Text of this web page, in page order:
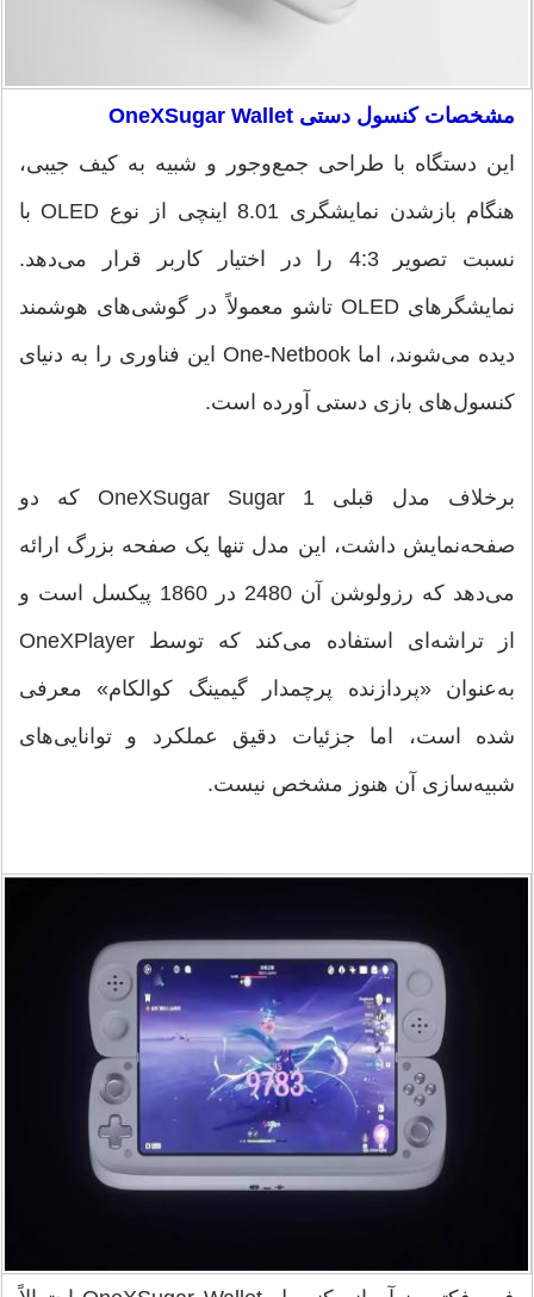
مشخصات کنسول دستی OneXSugar Wallet
این دستگاه با طراحی جمع‌وجور و شبیه به کیف جیبی،
هنگام بازشدن نمایشگری 8.01 اینچی از نوع OLED با
نسبت تصویر 4:3 را در اختیار کاربر قرار می‌دهد.
نمایشگرهای OLED تاشو معمولاً در گوشی‌های هوشمند
دیده می‌شوند، اما One-Netbook این فناوری را به دنیای
کنسول‌های بازی دستی آورده است.
برخلاف مدل قبلی OneXSugar Sugar 1 که دو
صفحه‌نمایش داشت، این مدل تنها یک صفحه بزرگ ارائه
می‌دهد که رزولوشن آن 2480 در 1860 پیکسل است و
از تراشه‌ای استفاده می‌کند که توسط OneXPlayer
به‌عنوان «پردازنده پرچمدار گیمینگ کوالکام» معرفی
شده است، اما جزئیات دقیق عملکرد و توانایی‌های
شبیه‌سازی آن هنوز مشخص نیست.